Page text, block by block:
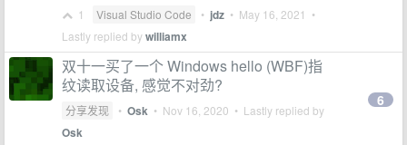
1 Visual Studio Code • jdz • May 16, 2021 •
Lastly replied bywilliamx
双十一买了一个 Windows hello (WBF)指
纹读取设备, 感觉不对劲?
分享发现 • Osk • Nov 16, 2020 • Lastly replied by
Osk
6